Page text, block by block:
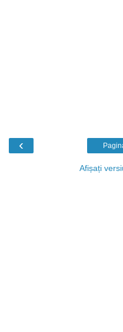
‹
Afișați